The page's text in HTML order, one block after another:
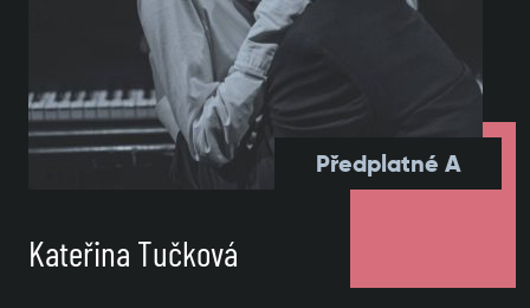
Předplatné A
Kateřina Tučková